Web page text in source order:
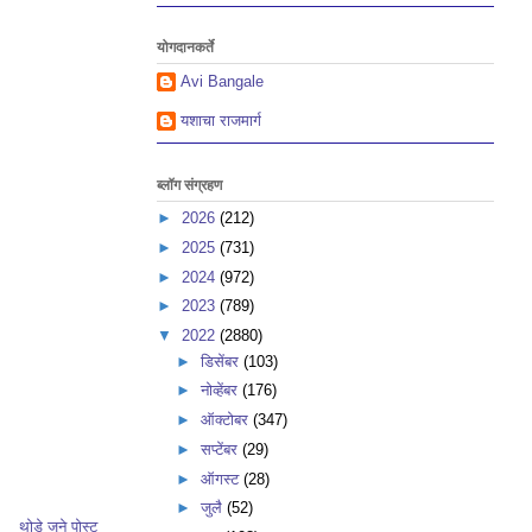
थोडे जुने पोस्ट
योगदानकर्ते
Avi Bangale
यशाचा राजमार्ग
ब्लॉग संग्रहण
► 2026 (212)
► 2025 (731)
► 2024 (972)
► 2023 (789)
▼ 2022 (2880)
► डिसेंबर (103)
► नोव्हेंबर (176)
► ऑक्टोबर (347)
► सप्टेंबर (29)
► ऑगस्ट (28)
► जुलै (52)